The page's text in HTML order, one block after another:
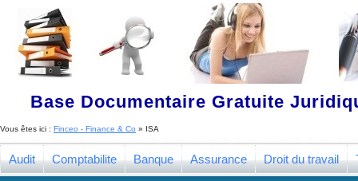
Base Documentaire Gratuite
Vous êtes ici : Finceo - Finance & Co » ISA
Audit Comptabilite Banque Assurance Droit du travail